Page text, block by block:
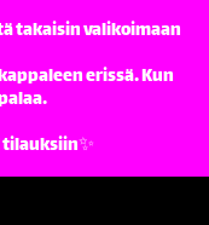
takaisin valikoimaan
erissä. Kun